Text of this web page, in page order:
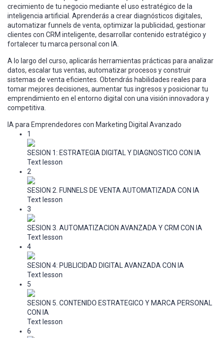
crecimiento de tu negocio mediante el uso estratégico de la
inteligencia artificial. Aprenderás a crear diagnósticos digitales,
automatizar funnels de venta, optimizar la publicidad, gestionar
clientes con CRM inteligente, desarrollar contenido estratégico y
fortalecer tu marca personal con IA.
A lo largo del curso, aplicarás herramientas prácticas para analizar
datos, escalar tus ventas, automatizar procesos y construir
sistemas de venta eficientes. Obtendrás habilidades reales para
tomar mejores decisiones, aumentar tus ingresos y posicionar tu
emprendimiento en el entorno digital con una visión innovadora y
competitiva.
IA para Emprendedores con Marketing Digital Avanzado
1
SESION 1: ESTRATEGIA DIGITAL Y DIAGNOSTICO CON IA
Text lesson
2
SESION 2. FUNNELS DE VENTA AUTOMATIZADA CON IA
Text lesson
3
SESION 3. AUTOMATIZACION AVANZADA Y CRM CON IA
Text lesson
4
SESION 4: PUBLICIDAD DIGITAL AVANZADA CON IA
Text lesson
5
SESION 5. CONTENIDO ESTRATEGICO Y MARCA PERSONAL
CON IA
Text lesson
6